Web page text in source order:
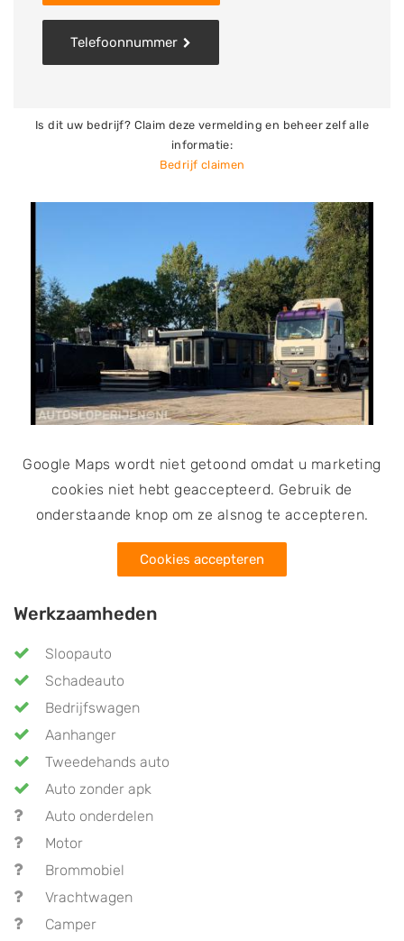
afvoeren? De sloperij biedt ook de mogelijkheid om
aanhangers, verschillende soorten containers
Telefoonnummer
Is dit uw bedrijf? Claim deze vermelding en beheer zelf alle
informatie:
Bedrijf claimen
Google Maps wordt niet getoond omdat u marketing
cookies niet hebt geaccepteerd. Gebruik de
onderstaande knop om ze alsnog te accepteren.
Cookies accepteren
Werkzaamheden
Sloopauto
Schadeauto
Bedrijfswagen
Aanhanger
Tweedehands auto
Auto zonder apk
Auto onderdelen
Motor
Brommobiel
Vrachtwagen
Camper